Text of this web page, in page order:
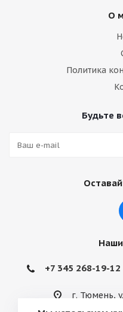
О
Политика
Будьте
+7 345 268-19-12
г. Тюмень,